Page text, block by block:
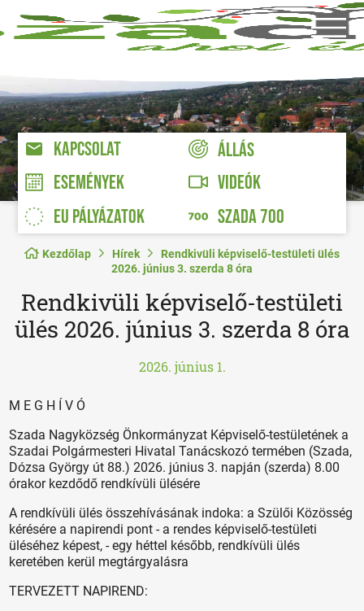
KAPCSOLAT
ÁLLÁS
ESEMÉNYEK
VIDEÓK
EU PÁLYÁZATOK
SZADA 700
Kezdőlap Hírek
Rendkivüli képviselő-testületi ülés
2026. június 3. szerda 8 óra
Rendkivüli képviselő-testületi
ülés 2026. június 3. szerda 8 óra
2026. június 1.
M E G H Í V Ó
Szada Nagyközség Önkormányzat Képviselő-testületének a
Szadai Polgármesteri Hivatal Tanácskozó termében (Szada,
Dózsa György út 88.) 2026. június 3. napján (szerda) 8.00
órakor kezdődő rendkívüli ülésére
A rendkívüli ülés összehívásának indoka: a Szülői Közösség
kérésére a napirendi pont - a rendes képviselő-testületi
üléséhez képest, - egy héttel később, rendkívüli ülés
keretében kerül megtárgyalásra
TERVEZETT NAPIREND: